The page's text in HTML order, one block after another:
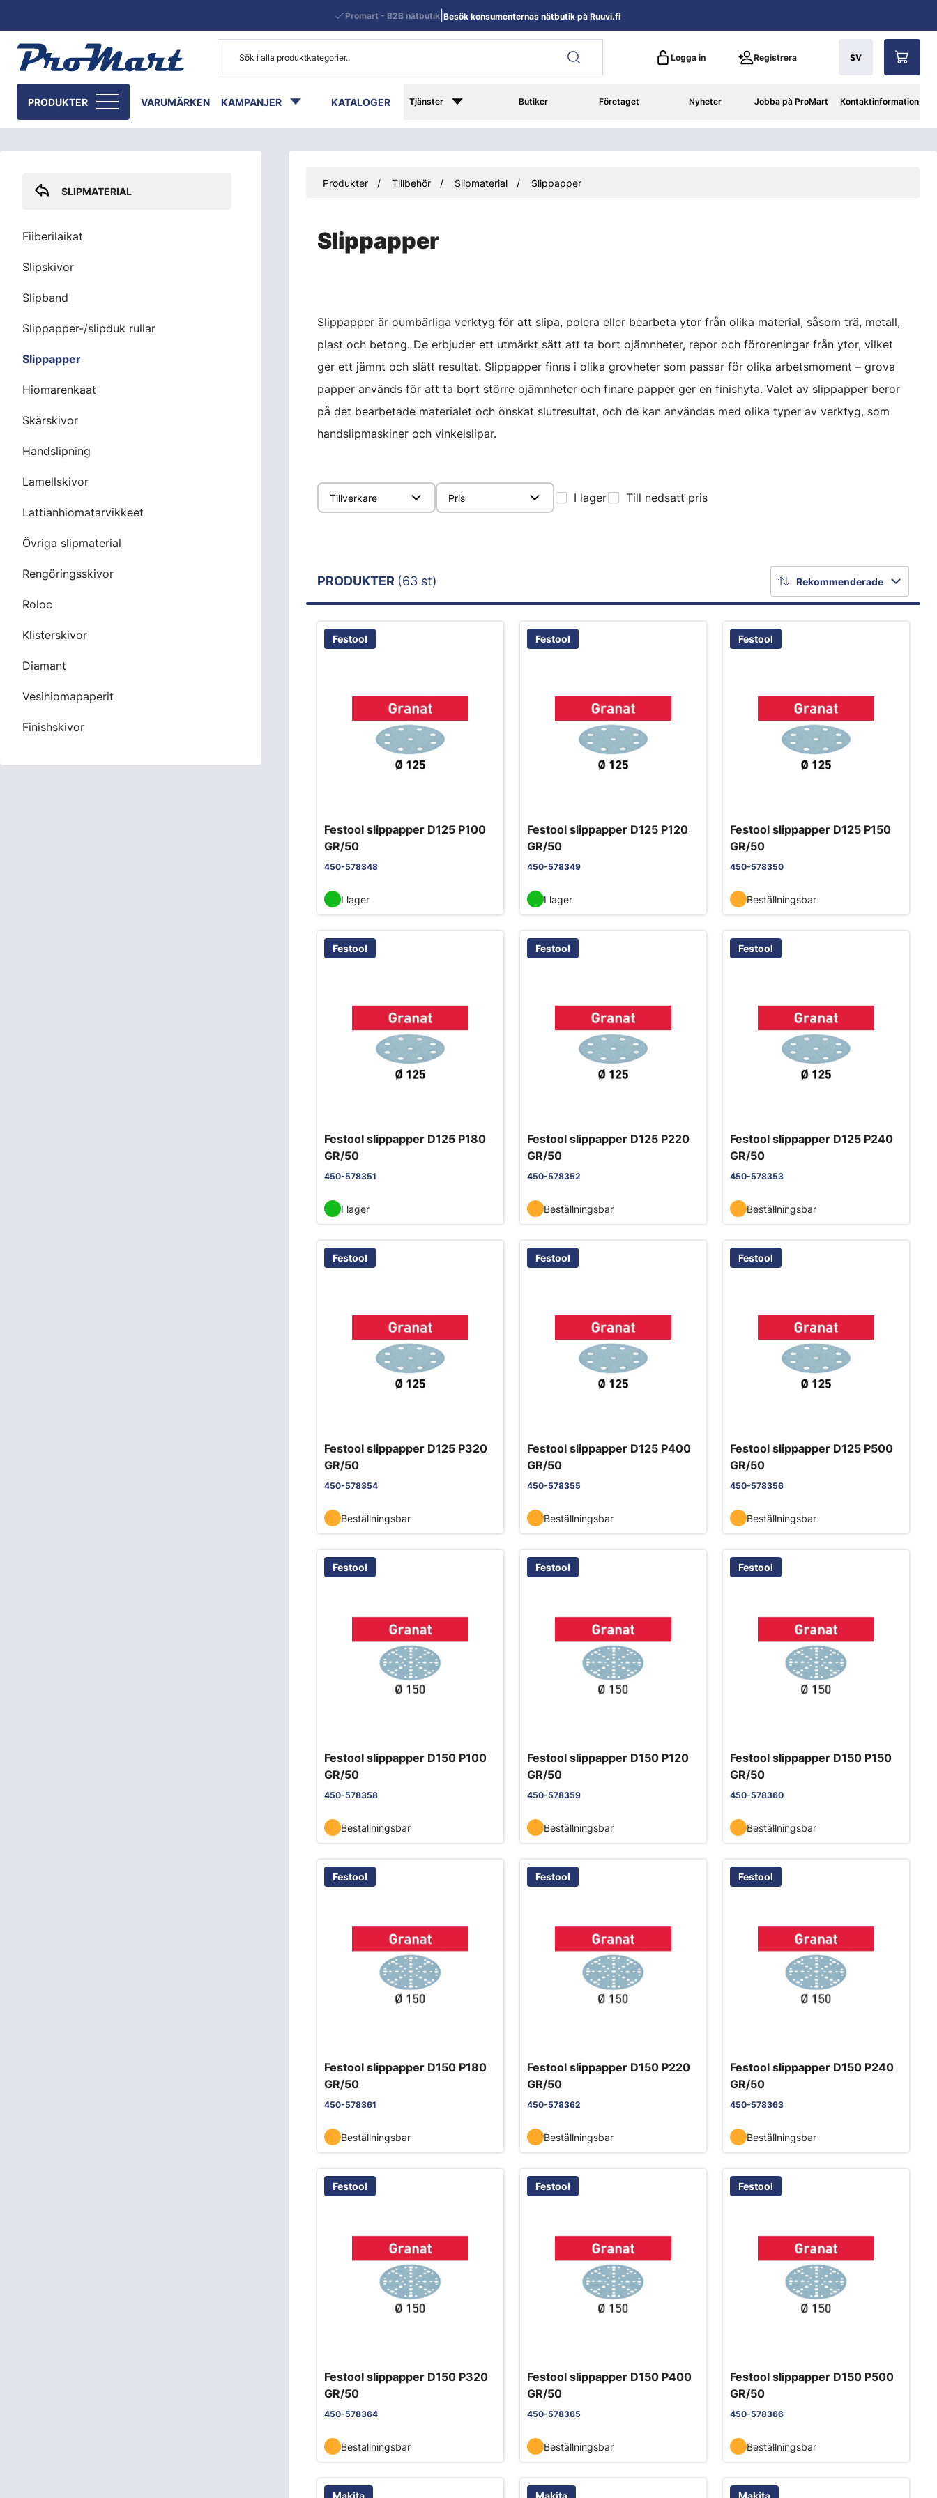
Logga in Registrera SV
PRODUKTER VARUMÄRKEN KAMPANJER KATALOGER Tjänster Butiker Företaget Nyheter Jobba på ProMart Kontaktinformation
Promart - B2B nätbutik Besök konsumenternas nätbutik på Ruuvi.fi
Produkter Tillbehör Slipmaterial Slippapper
Slippapper
Slippapper är oumbärliga verktyg för att slipa, polera eller bearbeta ytor från olika material, såsom trä, metall,
plast och betong. De erbjuder ett utmärkt sätt att ta bort ojämnheter, repor och föroreningar från ytor, vilket
ger ett jämnt och slätt resultat. Slippapper finns i olika grovheter som passar för olika arbetsmoment – grova
papper används för att ta bort större ojämnheter och finare papper ger en finishyta. Valet av slippapper beror
på det bearbetade materialet och önskat slutresultat, och de kan användas med olika typer av verktyg, som
handslipmaskiner och vinkelslipar.
Tillverkare Pris I lager Till nedsatt pris
Rekommenderade
PRODUKTER (63 st)
Festool
Festool slippapper D125 P100
GR/50
450-578348
I lager
Festool
Festool slippapper D125 P120
GR/50
450-578349
I lager
Festool
Festool slippapper D125 P150
GR/50
450-578350
Beställningsbar
Festool
Festool slippapper D125 P180
GR/50
450-578351
I lager
Festool
Festool slippapper D125 P220
GR/50
450-578352
Beställningsbar
Festool
Festool slippapper D125 P240
GR/50
450-578353
Beställningsbar
Festool
Festool slippapper D125 P320
GR/50
450-578354
Beställningsbar
Festool
Festool slippapper D125 P400
GR/50
450-578355
Beställningsbar
Festool
Festool slippapper D125 P500
GR/50
450-578356
Beställningsbar
Festool
Festool slippapper D150 P100
GR/50
450-578358
Beställningsbar
Festool
Festool slippapper D150 P120
GR/50
450-578359
Beställningsbar
Festool
Festool slippapper D150 P150
GR/50
450-578360
Beställningsbar
Festool
Festool slippapper D150 P180
GR/50
450-578361
Beställningsbar
Festool
Festool slippapper D150 P220
GR/50
450-578362
Beställningsbar
Festool
Festool slippapper D150 P240
GR/50
450-578363
Beställningsbar
Festool
Festool slippapper D150 P320
GR/50
450-578364
Beställningsbar
Festool
Festool slippapper D150 P400
GR/50
450-578365
Beställningsbar
Festool
Festool slippapper D150 P500
GR/50
450-578366
Beställningsbar
Makita Makita Makita
SLIPMATERIAL
Fiiberilaikat
Slipskivor
Slipband
Slippapper-/slipduk rullar
Slippapper
Hiomarenkaat
Skärskivor
Handslipning
Lamellskivor
Lattianhiomatarvikkeet
Övriga slipmaterial
Rengöringsskivor
Roloc
Klisterskivor
Diamant
Vesihiomapaperit
Finishskivor